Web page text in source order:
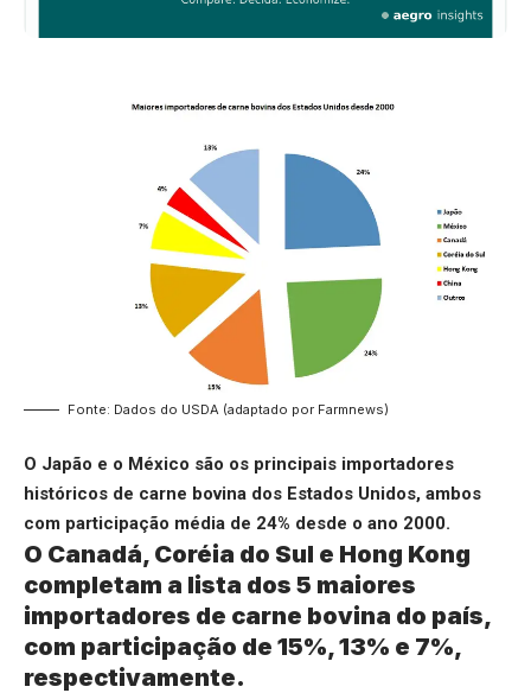
Fonte: Dados do USDA (adaptado por Farmnews)
O Japão e o México são os principais importadores
históricos de carne bovina dos Estados Unidos, ambos
com participação média de 24% desde o ano 2000.
O Canadá, Coréia do Sul e Hong Kong
completam a lista dos 5 maiores
importadores de carne bovina do país,
com participação de 15%, 13% e 7%,
respectivamente.